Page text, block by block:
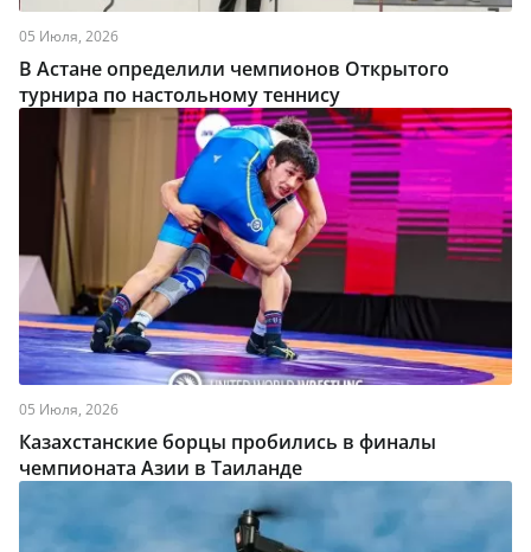
05 Июля, 2026
В Астане определили чемпионов Открытого
турнира по настольному теннису
05 Июля, 2026
Казахстанские борцы пробились в финалы
чемпионата Азии в Таиланде